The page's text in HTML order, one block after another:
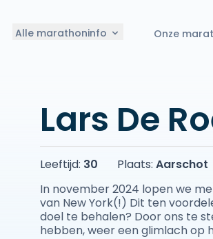
Alle marathoninfo Onze
Lars De
Leeftijd: 30 Plaats: Aarschot
In november 2024 lopen we
van New York(!) Dit ten
doel te behalen? Door ons te
hebben, weer een glimlach op